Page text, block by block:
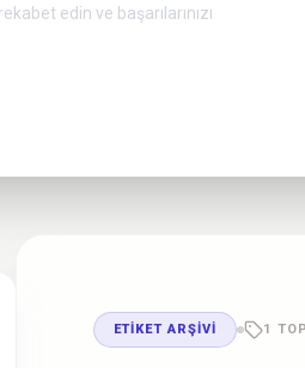
edin ve başarılarınızı
ETIKET ARŞIVI 1